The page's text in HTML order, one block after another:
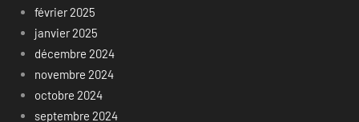
février 2025
janvier 2025
décembre 2024
novembre 2024
octobre 2024
septembre 2024